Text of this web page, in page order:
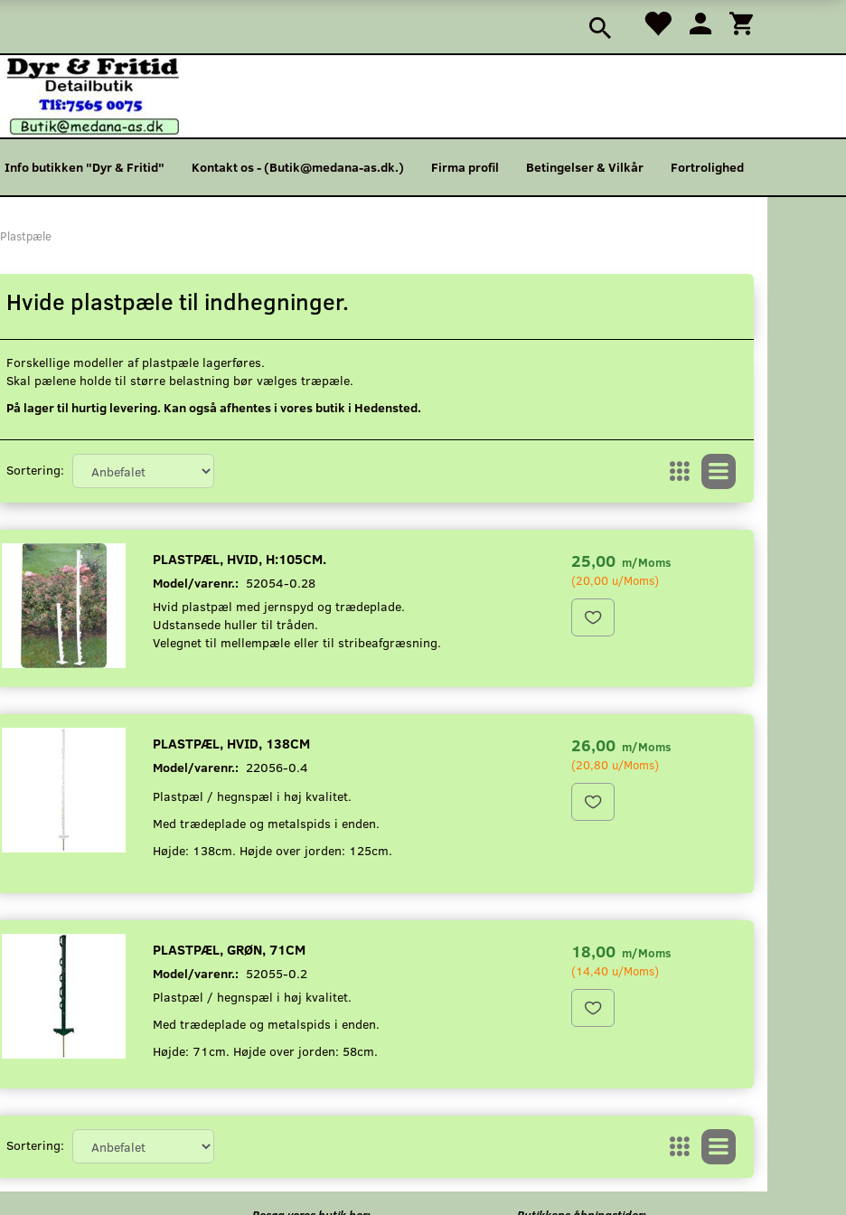
Info butikken "Dyr & Fritid" Kontakt os - (Butik@medana-as.dk.) Firma profil Betingelser & Vilkår Fortrolighed
Plastpæle
Hvide plastpæle til indhegninger.
Forskellige modeller af plastpæle lagerføres.
Skal pælene holde til større belastning bør vælges træpæle.
På lager til hurtig levering. Kan også afhentes i vores butik i Hedensted.
Sortering:
PLASTPÆL, HVID, H:105CM.
Model/varenr.: 52054-0.28
Hvid plastpæl med jernspyd og trædeplade.
Udstansede huller til tråden.
Velegnet til mellempæle eller til stribeafgræsning.
25,00 m/Moms
(20,00 u/Moms)
PLASTPÆL, HVID, 138CM
Model/varenr.: 22056-0.4
Plastpæl / hegnspæl i høj kvalitet.
Med trædeplade og metalspids i enden.
Højde: 138cm. Højde over jorden: 125cm.
26,00 m/Moms
(20,80 u/Moms)
PLASTPÆL, GRØN, 71CM
Model/varenr.: 52055-0.2
Plastpæl / hegnspæl i høj kvalitet.
Med trædeplade og metalspids i enden.
Højde: 71cm. Højde over jorden: 58cm.
18,00 m/Moms
(14,40 u/Moms)
Sortering: